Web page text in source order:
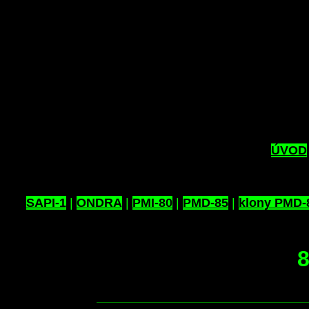
ÚVOD
SAPI-1| ONDRA | PMI-80| PMD-85| klony PMD-